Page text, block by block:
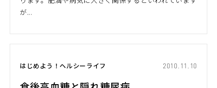
が...
はじめよう！ヘルシーライフ 2010.11.10